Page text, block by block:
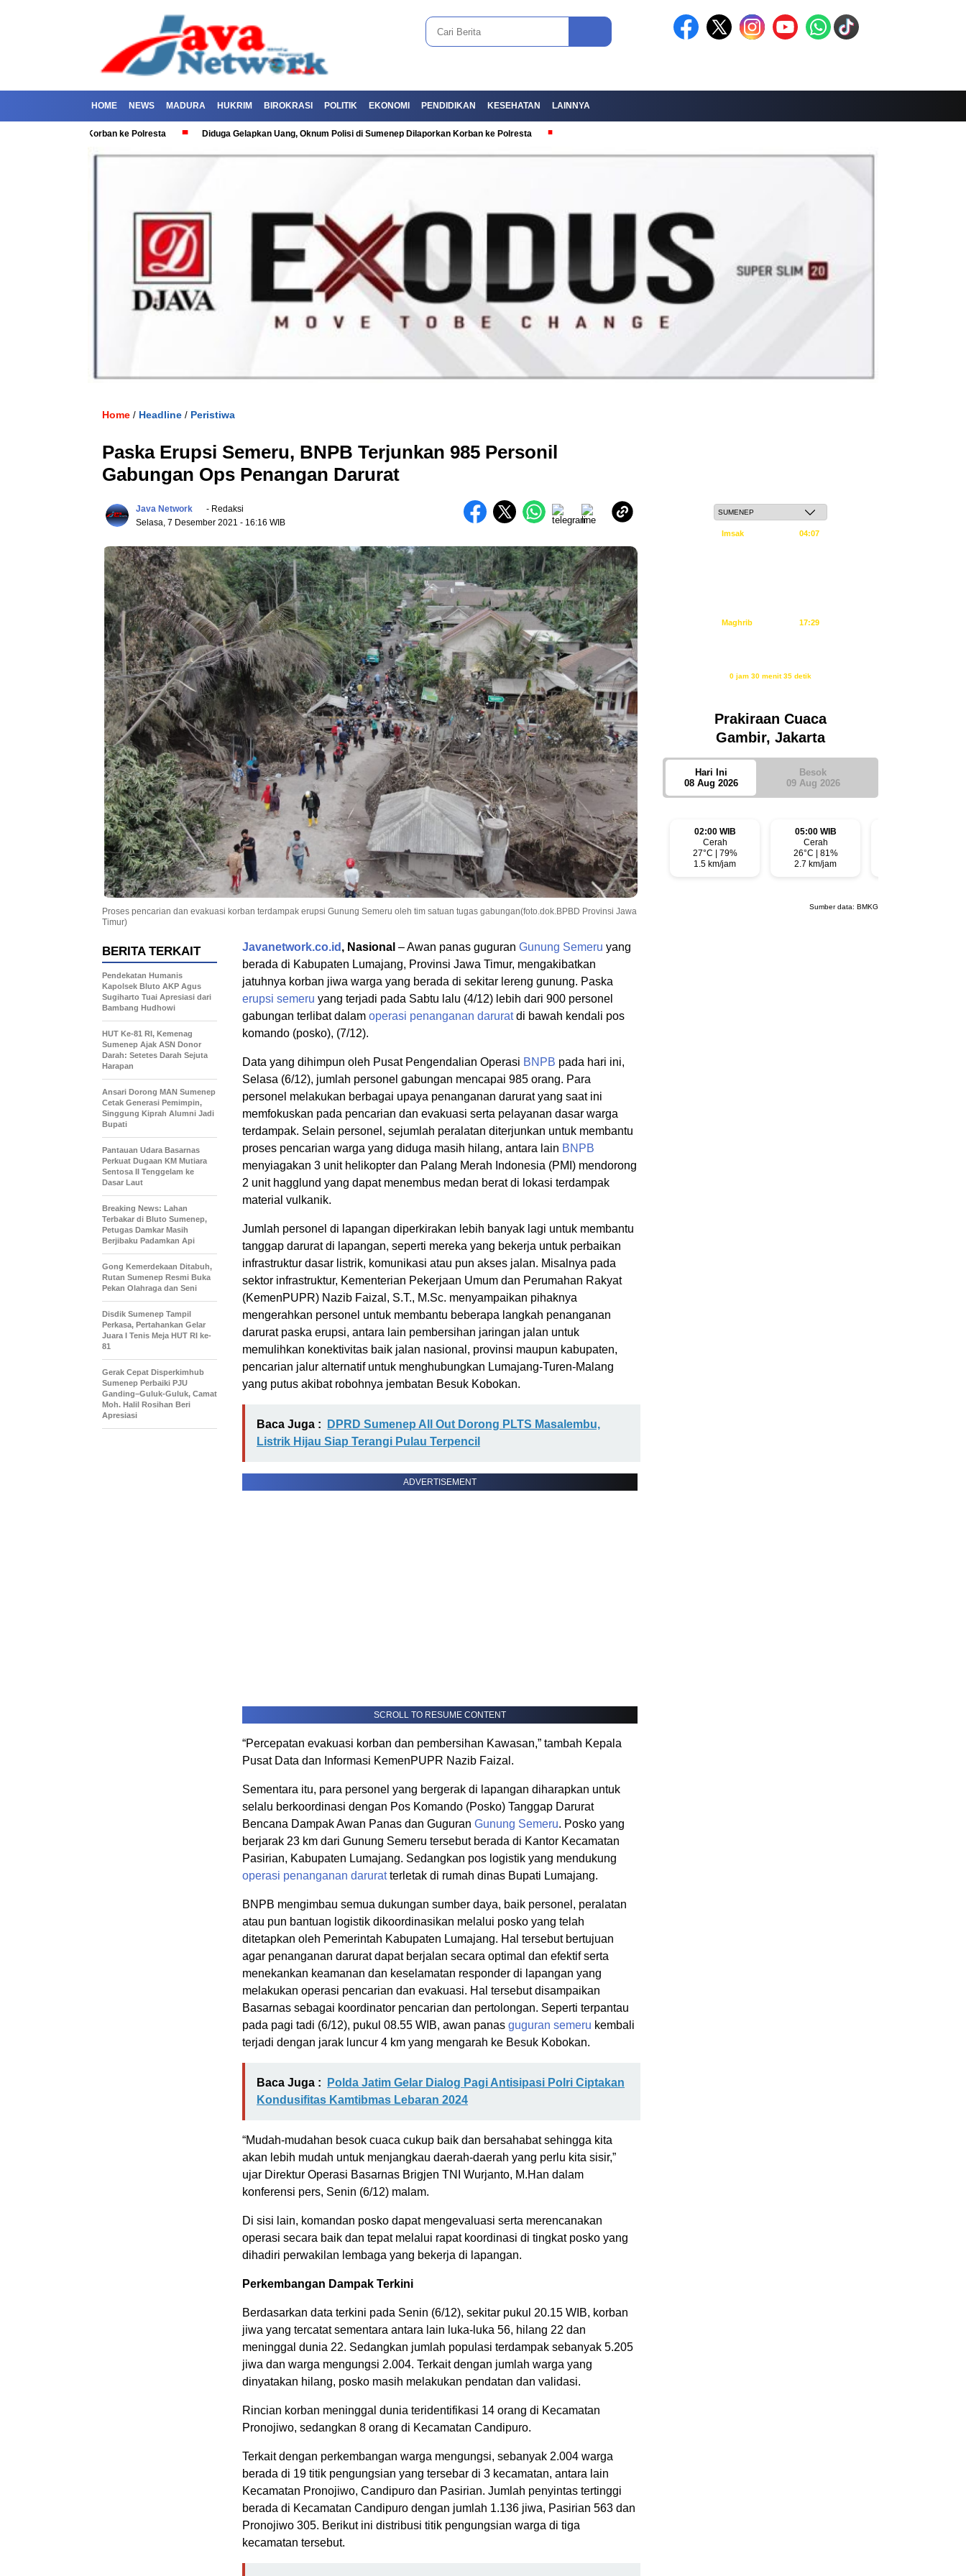
HOME NEWS MADURA HUKRIM BIROKRASI POLITIK EKONOMI PENDIDIKAN KESEHATAN LAINNYA
Korban ke Polresta Diduga Gelapkan Uang, Oknum Polisi di Sumenep Dilaporkan Korban ke Polresta
Home / Headline / Peristiwa
Paska Erupsi Semeru, BNPB Terjunkan 985 Personil
Gabungan Ops Penangan Darurat
Java Network
- Redaksi
Selasa, 7 Desember 2021 - 16:16 WIB
Proses pencarian dan evakuasi korban terdampak erupsi Gunung Semeru oleh tim satuan tugas gabungan(foto.dok.BPBD Provinsi Jawa
Timur)
Javanetwork.co.id , Nasional – Awan panas guguran Gunung Semeru yang
berada di Kabupaten Lumajang, Provinsi Jawa Timur, mengakibatkan
jatuhnya korban jiwa warga yang berada di sekitar lereng gunung. Paska
erupsi semeru yang terjadi pada Sabtu lalu (4/12) lebih dari 900 personel
gabungan terlibat dalam operasi penanganan daruratdi bawah kendali pos
komando (posko), (7/12).
Data yang dihimpun oleh Pusat Pengendalian Operasi BNPB pada hari ini,
Selasa (6/12), jumlah personel gabungan mencapai 985 orang. Para
personel melakukan berbagai upaya penanganan darurat yang saat ini
memfokuskan pada pencarian dan evakuasi serta pelayanan dasar warga
terdampak. Selain personel, sejumlah peralatan diterjunkan untuk membantu
proses pencarian warga yang diduga masih hilang, antara lain BNPB
menyiagakan 3 unit helikopter dan Palang Merah Indonesia (PMI) mendorong
2 unit hagglund yang dapat menembus medan berat di lokasi terdampak
material vulkanik.
Jumlah personel di lapangan diperkirakan lebih banyak lagi untuk membantu
tanggap darurat di lapangan, seperti mereka yang bekerja untuk perbaikan
infrastruktur dasar listrik, komunikasi atau pun akses jalan. Misalnya pada
sektor infrastruktur, Kementerian Pekerjaan Umum dan Perumahan Rakyat
(KemenPUPR) Nazib Faizal, S.T., M.Sc. menyampaikan pihaknya
mengerahkan personel untuk membantu beberapa langkah penanganan
darurat paska erupsi, antara lain pembersihan jaringan jalan untuk
memulihkan konektivitas baik jalan nasional, provinsi maupun kabupaten,
pencarian jalur alternatif untuk menghubungkan Lumajang-Turen-Malang
yang putus akibat robohnya jembatan Besuk Kobokan.
Baca Juga :
DPRD Sumenep All Out Dorong PLTS Masalembu,
Listrik Hijau Siap Terangi Pulau Terpencil
ADVERTISEMENT
SCROLL TO RESUME CONTENT
“Percepatan evakuasi korban dan pembersihan Kawasan,” tambah Kepala
Pusat Data dan Informasi KemenPUPR Nazib Faizal.
Sementara itu, para personel yang bergerak di lapangan diharapkan untuk
selalu berkoordinasi dengan Pos Komando (Posko) Tanggap Darurat
Bencana Dampak Awan Panas dan Guguran Gunung Semeru. Posko yang
berjarak 23 km dari Gunung Semeru tersebut berada di Kantor Kecamatan
Pasirian, Kabupaten Lumajang. Sedangkan pos logistik yang mendukung
operasi penanganan daruratterletak di rumah dinas Bupati Lumajang.
BNPB mengimbau semua dukungan sumber daya, baik personel, peralatan
atau pun bantuan logistik dikoordinasikan melalui posko yang telah
ditetapkan oleh Pemerintah Kabupaten Lumajang. Hal tersebut bertujuan
agar penanganan darurat dapat berjalan secara optimal dan efektif serta
menekankan keamanan dan keselamatan responder di lapangan yang
melakukan operasi pencarian dan evakuasi. Hal tersebut disampaikan
Basarnas sebagai koordinator pencarian dan pertolongan. Seperti terpantau
pada pagi tadi (6/12), pukul 08.55 WIB, awan panas guguran semeru kembali
terjadi dengan jarak luncur 4 km yang mengarah ke Besuk Kobokan.
Baca Juga :
Polda Jatim Gelar Dialog Pagi Antisipasi Polri Ciptakan
Kondusifitas Kamtibmas Lebaran 2024
“Mudah-mudahan besok cuaca cukup baik dan bersahabat sehingga kita
akan lebih mudah untuk menjangkau daerah-daerah yang perlu kita sisir,”
ujar Direktur Operasi Basarnas Brigjen TNI Wurjanto, M.Han dalam
konferensi pers, Senin (6/12) malam.
Di sisi lain, komandan posko dapat mengevaluasi serta merencanakan
operasi secara baik dan tepat melalui rapat koordinasi di tingkat posko yang
dihadiri perwakilan lembaga yang bekerja di lapangan.
Perkembangan Dampak Terkini
Berdasarkan data terkini pada Senin (6/12), sekitar pukul 20.15 WIB, korban
jiwa yang tercatat sementara antara lain luka-luka 56, hilang 22 dan
meninggal dunia 22. Sedangkan jumlah populasi terdampak sebanyak 5.205
jiwa dan warga mengungsi 2.004. Terkait dengan jumlah warga yang
dinyatakan hilang, posko masih melakukan pendatan dan validasi.
Rincian korban meninggal dunia teridentifikasi 14 orang di Kecamatan
Pronojiwo, sedangkan 8 orang di Kecamatan Candipuro.
Terkait dengan perkembangan warga mengungsi, sebanyak 2.004 warga
berada di 19 titik pengungsian yang tersebar di 3 kecamatan, antara lain
Kecamatan Pronojiwo, Candipuro dan Pasirian. Jumlah penyintas tertinggi
berada di Kecamatan Candipuro dengan jumlah 1.136 jiwa, Pasirian 563 dan
Pronojiwo 305. Berikut ini distribusi titik pengungsian warga di tiga
kecamatan tersebut.
BERITA TERKAIT
Pendekatan Humanis
Kapolsek Bluto AKP Agus
Sugiharto Tuai Apresiasi dari
Bambang Hudhowi
HUT Ke-81 RI, Kemenag
Sumenep Ajak ASN Donor
Darah: Setetes Darah Sejuta
Harapan
Ansari Dorong MAN Sumenep
Cetak Generasi Pemimpin,
Singgung Kiprah Alumni Jadi
Bupati
Pantauan Udara Basarnas
Perkuat Dugaan KM Mutiara
Sentosa II Tenggelam ke
Dasar Laut
Breaking News: Lahan
Terbakar di Bluto Sumenep,
Petugas Damkar Masih
Berjibaku Padamkan Api
Gong Kemerdekaan Ditabuh,
Rutan Sumenep Resmi Buka
Pekan Olahraga dan Seni
Disdik Sumenep Tampil
Perkasa, Pertahankan Gelar
Juara I Tenis Meja HUT RI ke-
81
Gerak Cepat Disperkimhub
Sumenep Perbaiki PJU
Ganding–Guluk-Guluk, Camat
Moh. Halil Rosihan Beri
Apresiasi
Imsak 04:07
Maghrib 17:29
0 jam 30 menit 34 detik
Prakiraan Cuaca
Gambir, Jakarta
Hari Ini
08 Aug 2026
Besok
09 Aug 2026
02:00 WIB
Cerah
27°C | 79%
1.5 km/jam
05:00 WIB
Cerah
26°C | 81%
2.7 km/jam
Sumber data: BMKG